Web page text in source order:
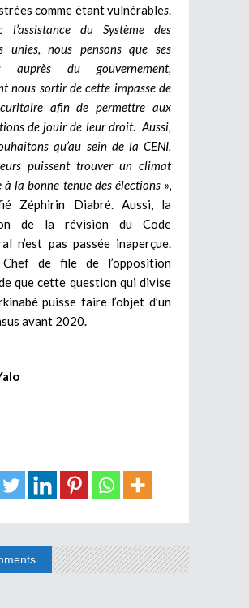
comme étant vulnérables
l’assistance du Système des
unies, nous pensons que ses
auprès du gouvernement,
nous sortir de cette impasse de
afin de permettre aux
de jouir de leur droit.Aussi,
qu’au sein de la CENI,
puissent trouver un climat
à la bonne tenue des élections»,
Zéphirin Diabré. Aussi, la
de la révision du Code
n’est pas passée inaperçue.
de file de l’opposition
que cette question qui divise
puisse faire l’objet d’un
avant 2020.